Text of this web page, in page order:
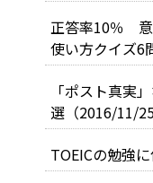
正答率10％ 意
使い方クイズ6
「ポスト真実
選（2016/11/25
TOEICの勉強